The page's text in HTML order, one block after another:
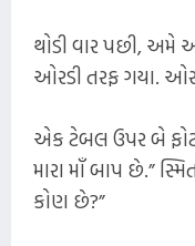
થોડી વાર પછી, અમે
ઓરડી તરફ ગયા.
એક ટેબલ ઉપર બે
મારા માઁ બાપ છે.”
કોણ છે?”